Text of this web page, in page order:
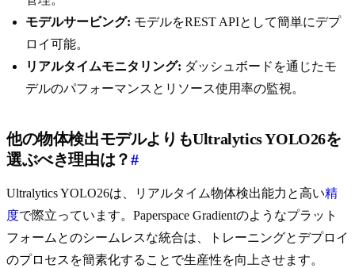
モデルサービング: モデルをREST APIとして簡単にデプ
ロイ可能。
リアルタイムモニタリング: ダッシュボードを通じたモ
デルのパフォーマンスとリソース使用率の監視。
他の物体検出モデルよりもUltralytics YOLO26を
選ぶべき理由は？#
Ultralytics YOLO26は、リアルタイム物体検出能力と高い精
度で際立っています。Paperspace Gradientのようなプラット
フォームとのシームレスな統合は、トレーニングとデプロイ
のプロセスを簡素化することで生産性を向上させます。